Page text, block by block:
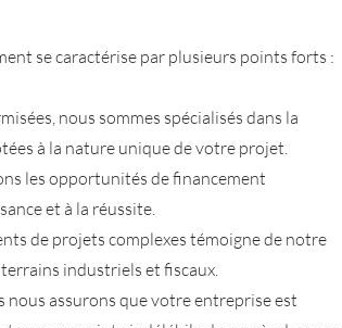
se caractérise par plusieurs points forts :
nous sommes spécialisés dans la
à la nature unique de votre projet.
les opportunités de financement
et à la réussite.
de projets complexes témoigne de notre
industriels et fiscaux.
assurons que votre entreprise est